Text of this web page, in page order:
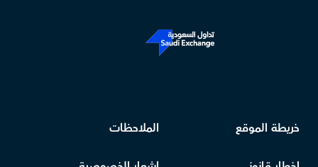
خريطة الموقع الملاحظات